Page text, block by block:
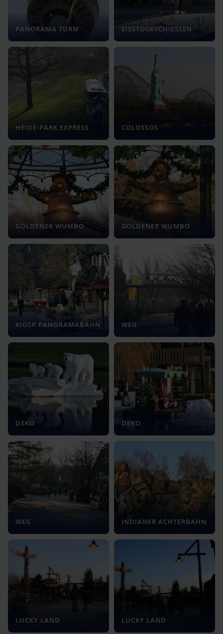
PANORAMA TURM EISSTOCKSCHIESSEN
HEIDE-PARK EXPRESS COLOSSOS
GOLDENER WUMBO GOLDENER WUMBO
KIOSK PANORAMABAHN WEG
DEKO DEKO
WEG INDIANER ACHTERBAHN
LUCKY LAND LUCKY LAND